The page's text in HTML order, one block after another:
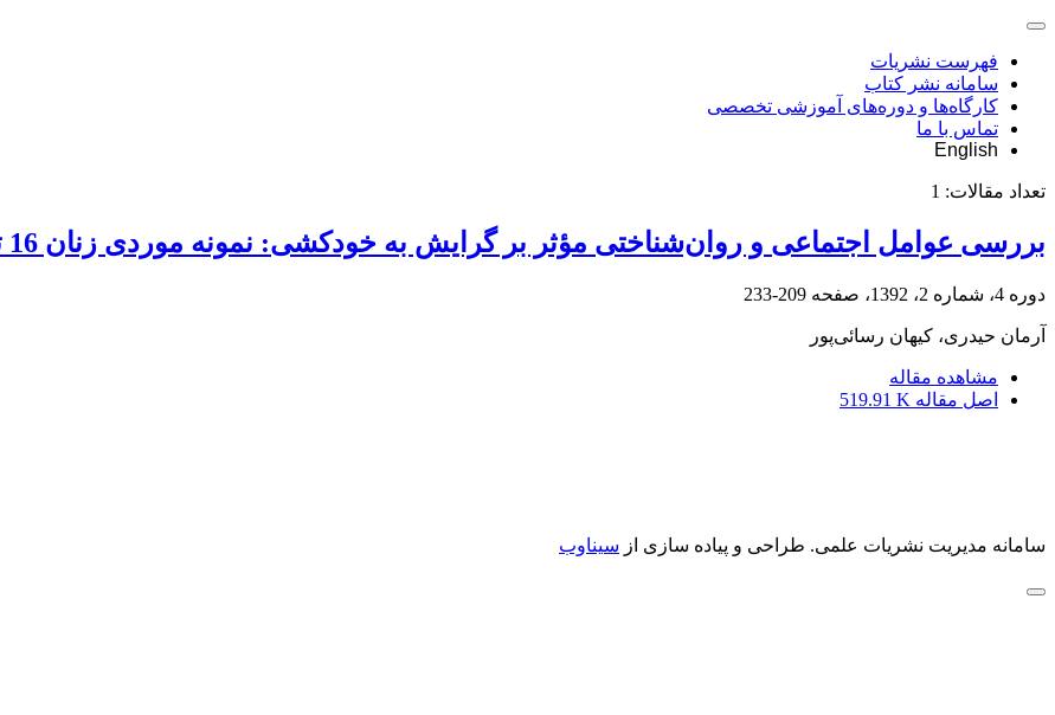
فهرست نشریات
سامانه نشر کتاب
کارگاه‌ها و دوره‌های آموزشی تخصصی
تماس با ما
English
تعداد مقالات: 1
بررسی عوامل اجتماعی و روان‌شناختی مؤثر بر گرایش به خودکشی: نمونه موردی زنان 16 تا 40 ساله شهر یاسوج
دوره 4، شماره 2، 1392، صفحه 209-233
آرمان حیدری، کیهان رسائی‌پور
مشاهده مقاله
اصل مقاله 519.91 K
سامانه مدیریت نشریات علمی. طراحی و پیاده سازی از سیناوب